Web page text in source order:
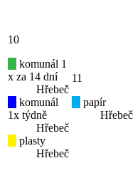
10
komunál 1
x za 14 dní
Hřebeč
komunál
1x týdně
Hřebeč
plasty
Hřebeč
11
papír
Hřebeč